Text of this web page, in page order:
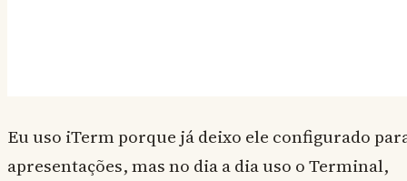
Eu uso iTerm porque já deixo ele configurado
apresentações, mas no dia a dia uso o Terminal,